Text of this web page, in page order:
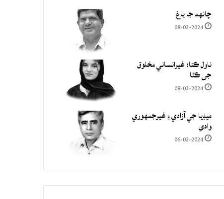
چانهه جا باغ
08-03-2024
ناول ڪتا: غيرانساني مخلوق
جي ڪٿا
08-03-2024
ميڊيا جي آزادي ۽ غيرجمھوري
وادي
06-03-2024